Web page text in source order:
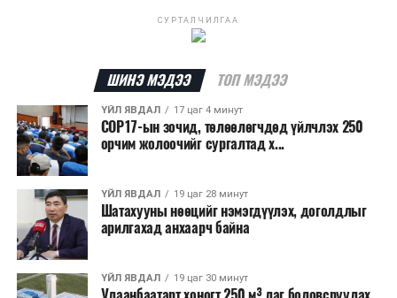
шатаасан гэх үндэслэлээр эрүүгийн хэрэг үүсгэн
шалтгааныг үргэлжлүүлэн тогтоож байгаа бөгөөд
аянгын улмаас үүсээгүй гэж үзэж байгаа аж.
Одоогоор АНУ даяар 13 мужид 90 гаруй томоохон ой,
хээрийн түймэр идэвхтэй үргэлжилж байгаагийн
талаас илүү нь Орегон болон Вашингтон мужид
бүртгэгдсэн байна. Цаг уурын байгууллагууд ойрын
өдрүүдэд агаарын температур дахин огцом
нэмэгдэж, хуурайшилт эрчимжих төлөвтэй байгааг
анхааруулсан бөгөөд энэ нь гал унтраах ажиллагаанд
шинэ сорилт учруулж болзошгүйг онцолжээ.
СУРТАЛЧИЛГАА
ШИНЭ МЭДЭЭ ТОП МЭДЭЭ
ҮЙЛ ЯВДАЛ 17 цаг 4 минут
COP17-ын зочид, төлөөлөгчдөд үйлчлэх 250
орчим жолоочийг сургалтад х...
ҮЙЛ ЯВДАЛ 19 цаг 28 минут
Шатахууны нөөцийг нэмэгдүүлэх, доголдлыг
арилгахад анхаарч байна
ҮЙЛ ЯВДАЛ 19 цаг 30 минут